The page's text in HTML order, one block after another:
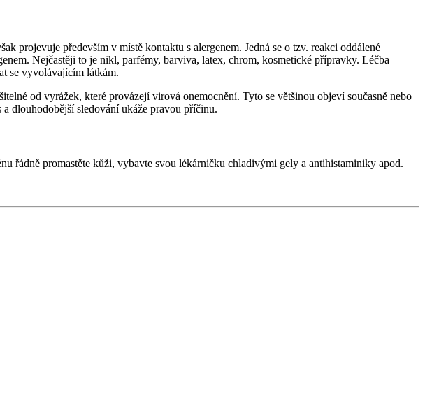
projevuje především v místě kontaktu s alergenem. Jedná se o tzv. reakci oddálené
Nejčastěji to je nikl, parfémy, barviva, latex, chrom, kosmetické přípravky. Léčba
se vyvolávajícím látkám.
od vyrážek, které provázejí virová onemocnění. Tyto se většinou objeví současně nebo
dlouhodobější sledování ukáže pravou příčinu.
řádně promastěte kůži, vybavte svou lékárničku chladivými gely a antihistaminiky apod.